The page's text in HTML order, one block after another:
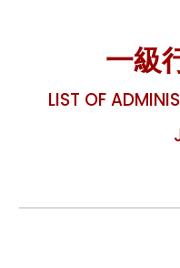
一級
LIST OF